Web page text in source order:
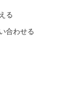
る
合わせる